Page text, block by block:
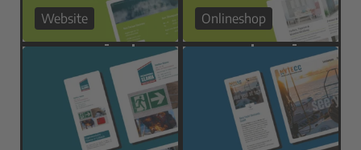
Website Onlineshop